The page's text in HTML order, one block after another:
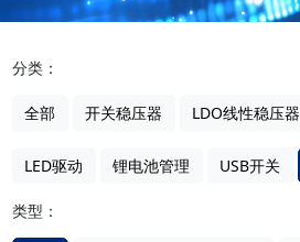
分类：
全部 开关稳压器 LDO线性稳压器
LED驱动 锂电池管理 USB开关
类型：